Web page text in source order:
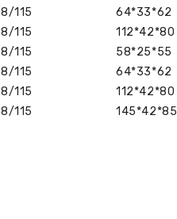
8/115
64*33*62
8/115
112*42*80
8/115
58*25*55
8/115
64*33*62
8/115
112*42*80
8/115
145*42*85